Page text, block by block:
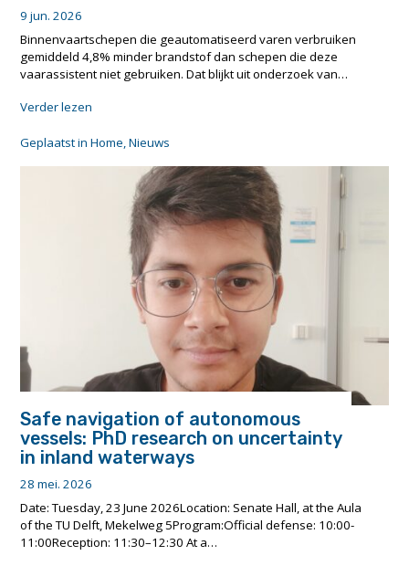
9 jun. 2026
Binnenvaartschepen die geautomatiseerd varen verbruiken
gemiddeld 4,8% minder brandstof dan schepen die deze
vaarassistent niet gebruiken. Dat blijkt uit onderzoek van…
Verder lezen
in
binnenvaart
verlaagt
brandstofverbruik"
Geplaatst inHome,Nieuws
Safe navigation of autonomous
vessels: PhD research on uncertainty
in inland waterways
28 mei. 2026
Date: Tuesday, 23 June 2026Location: Senate Hall, at the Aula
of the TU Delft, Mekelweg 5Program:Official defense: 10:00-
11:00Reception: 11:30–12:30 At a…